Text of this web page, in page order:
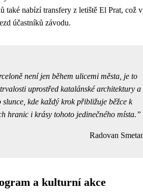
také nabízí transfery z letiště El Prat, což
účastníků závodu.
není jen během ulicemi města, je to
uprostřed katalánské architektury a
slunce, kde každý krok přibližuje běžce k
hranic i krásy tohoto jedinečného místa.
Radovan
a kulturní akce